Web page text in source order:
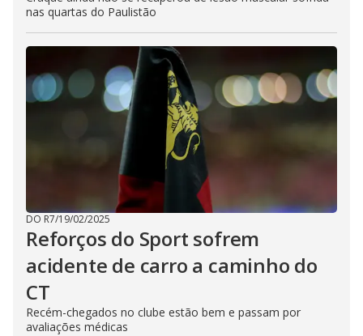
nas quartas do Paulistão
DO R7/19/02/2025
Reforços do Sport sofrem
acidente de carro a caminho do
CT
Recém-chegados no clube estão bem e passam por
avaliações médicas